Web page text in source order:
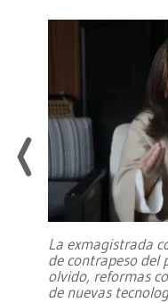
La exmagistrada
de contrapeso del
olvido, reformas
de nuevas